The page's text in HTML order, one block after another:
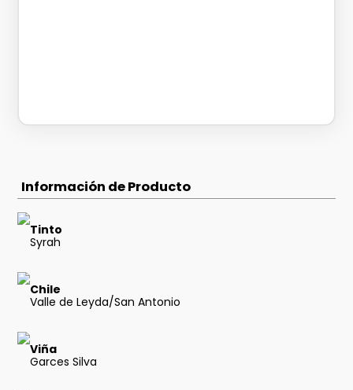
Información de Producto
Tinto
Syrah
Chile
Valle de Leyda/San Antonio
Viña
Garces Silva